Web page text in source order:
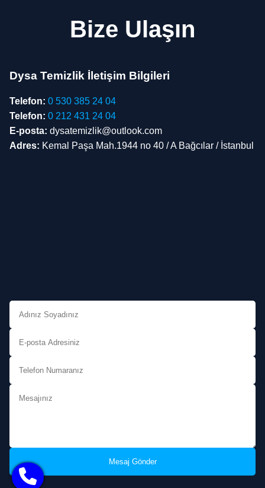
Bize Ulaşın
Dysa Temizlik İletişim Bilgileri
Telefon: 0 530 385 24 04
Telefon: 0 212 431 24 04
E-posta: dysatemizlik@outlook.com
Adres: Kemal Paşa Mah.1944 no 40 / A Bağcılar / İstanbul
Mesaj Gönder